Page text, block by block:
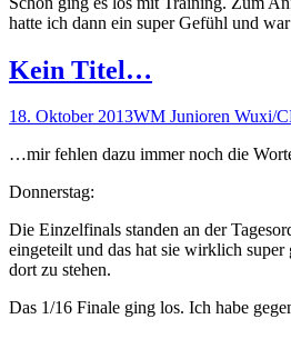
hatte ich dann ein super Gefühl und
Kein Titel…
18. Oktober 2013WM Junioren Wuxi/
…mir fehlen dazu immer noch die
Donnerstag:
Die Einzelfinals standen an der
eingeteilt und das hat sie wirklich
dort zu stehen.
Das 1/16 Finale ging los. Ich habe